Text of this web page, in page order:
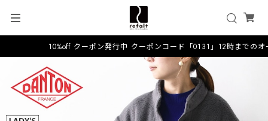
10%off クーポン発行中 クーポンコード「0131」12時までの